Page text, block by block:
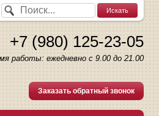
+7 (980) 125-23-05
работы: ежедневно с 9.00 до 21.00
Заказать обратный звонок